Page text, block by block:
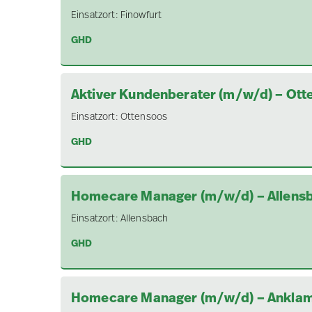
Einsatzort: Finowfurt
GHD
Aktiver Kundenberater (m/w/d) –
Einsatzort: Ottensoos
GHD
Homecare Manager (m/w/d) –
Einsatzort: Allensbach
GHD
Homecare Manager (m/w/d) –